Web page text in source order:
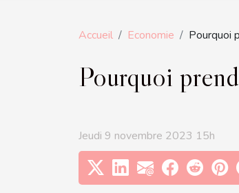
Accueil Economie Pourquoi
Pourquoi
Jeudi 9 novembre 2023 15h